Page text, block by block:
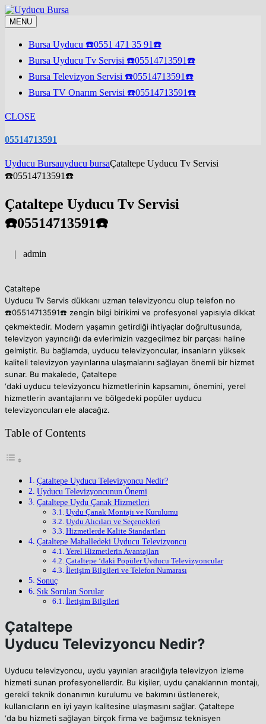
Skip
to
content
MENU
Bursa Uyducu ☎️0551 471 35 91☎️
Bursa Uyducu Tv Servisi ☎️05514713591☎️
Bursa Televizyon Servisi ☎️05514713591☎️
Bursa TV Onarım Servisi ☎️05514713591☎️
CLOSE
05514713591
Uyducu Bursauyducu bursaÇataltepe Uyducu Tv Servisi
☎️05514713591☎️
Çataltepe Uyducu Tv Servisi
☎️05514713591☎️
| admin
Çataltepe
Uyducu Tv Servis dükkanı uzman televizyoncu olup telefon no
☎️05514713591☎️ zengin bilgi birikimi ve profesyonel yapısıyla dikkat
çekmektedir. Modern yaşamın getirdiği ihtiyaçlar doğrultusunda,
televizyon yayıncılığı da evlerimizin vazgeçilmez bir parçası haline
gelmiştir. Bu bağlamda, uyducu televizyoncular, insanların yüksek
kaliteli televizyon yayınlarına ulaşmalarını sağlayan önemli bir hizmet
sunar. Bu makalede, Çataltepe
‘daki uyducu televizyoncu hizmetlerinin kapsamını, önemini, yerel
hizmetlerin avantajlarını ve bölgedeki popüler uyducu
televizyoncuları ele alacağız.
Table of Contents
Çataltepe Uyducu Televizyoncu Nedir?
Uyducu Televizyoncunun Önemi
Çataltepe Uydu Çanak Hizmetleri
Uydu Çanak Montajı ve Kurulumu
Uydu Alıcıları ve Seçenekleri
Hizmetlerde Kalite Standartları
Çataltepe Mahalledeki Uyducu Televizyoncu
Yerel Hizmetlerin Avantajları
Çataltepe ‘daki Popüler Uyducu Televizyoncular
İletişim Bilgileri ve Telefon Numarası
Sonuç
Sık Sorulan Sorular
İletişim Bilgileri
Çataltepe
Uyducu Televizyoncu Nedir?
Uyducu televizyoncu, uydu yayınları aracılığıyla televizyon izleme
hizmeti sunan profesyonellerdir. Bu kişiler, uydu çanaklarının montajı,
gerekli teknik donanımın kurulumu ve bakımını üstlenerek,
kullanıcıların en iyi yayın kalitesine ulaşmasını sağlar. Çataltepe
‘da bu hizmeti sağlayan birçok firma ve bağımsız teknisyen